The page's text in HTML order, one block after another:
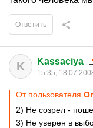
Ответить
K Kassaciya
15:35,
От пользователя
2) Не созрел -
3) Не уверен в